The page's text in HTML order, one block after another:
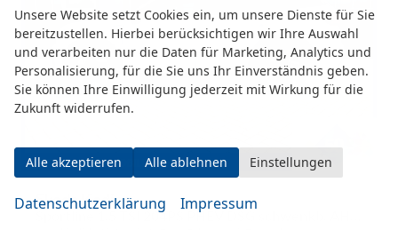
Skoda Kodiaq
Unsere Website setzt Cookies ein, um unsere Dienste für Sie
bereitzustellen. Hierbei berücksichtigen wir Ihre Auswahl
und verarbeiten nur die Daten für Marketing, Analytics und
Personalisierung, für die Sie uns Ihr Einverständnis geben.
Sie können Ihre Einwilligung jederzeit mit Wirkung für die
Zukunft widerrufen.
Alle akzeptieren Alle ablehnen Einstellungen
Datenschutzerklärung Impressum